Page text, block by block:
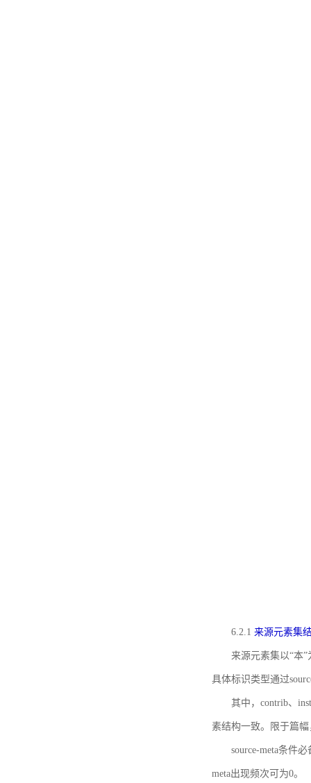
6.2.1 来源元素集
来源元素集以“本
具体标识类型通过
其中，contrib、
素结构一致。限于篇
source-meta条件
meta出现频次可为0。